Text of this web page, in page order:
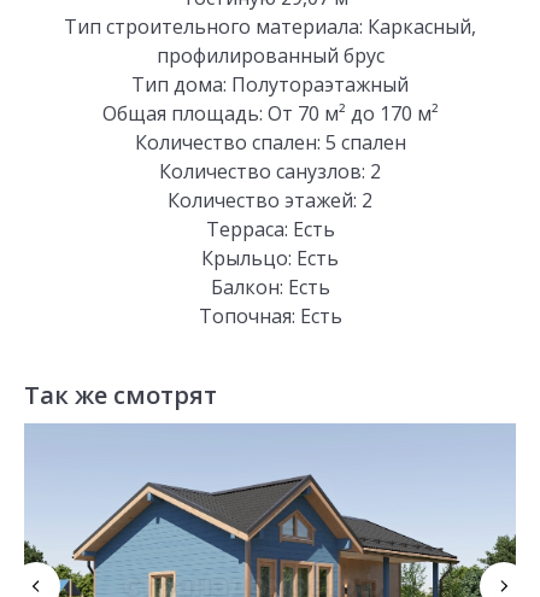
Тип строительного материала: Каркасный,
профилированный брус
Тип дома: Полутораэтажный
Общая площадь: От 70 м² до 170 м²
Количество спален: 5 спален
Количество санузлов: 2
Количество этажей: 2
Терраса: Есть
Крыльцо: Есть
Балкон: Есть
Топочная: Есть
Так же смотрят